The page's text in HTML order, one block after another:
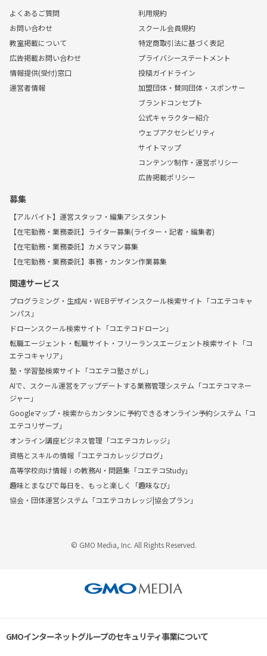
よくあるご質問
お問い合わせ
教室掲載について
広告掲載お問い合わせ
情報提供(受付)窓口
運営者情報
利用規約
スクール会員規約
特定商取引法に基づく表記
プライバシーステートメント
投稿ガイドライン
加盟団体・賛同団体・スポンサー
ブランドコンセプト
公式キャラクター紹介
ウェブアクセシビリティ
サイトマップ
コンテンツ制作・運営ポリシー
広告掲載ポリシー
募集
【アルバイト】運営スタッフ・編集アシスタント
【在宅勤務・業務委託】ライター募集(ライター・記者・編集者)
【在宅勤務・業務委託】カメラマン募集
【在宅勤務・業務委託】事務・カンタン作業募集
関連サービス
プログラミング・生成AI・WEBデザインスクール検索サイト「コエテコキャ
ンパス」
ドローンスクール検索サイト「コエテコドローン」
転職エージェント・転職サイト・フリーランスエージェント検索サイト「コ
エテコキャリア」
塾・学習塾検索サイト「コエテコ塾さがし」
AIで、スクール運営をアップデートする業務管理システム「コエテコマネー
ジャー」
Googleマップ・検索からカンタンに予約できるオンライン予約システム「コ
エテコリザーブ」
オンライン講座ビジネス管理「コエテコカレッジ」
資格とスキルの情報「コエテコカレッジブログ」
高等学校向け情報Ⅰの教務AI・問題集「コエテコStudy」
趣味とまなびで毎日を、もっと楽しく「趣味なび」
協会・団体運営システム「コエテコカレッジ|協会プラン」
© GMO Media, Inc. All Rights Reserved.
GMOインターネットグループのセキュリティ事業について